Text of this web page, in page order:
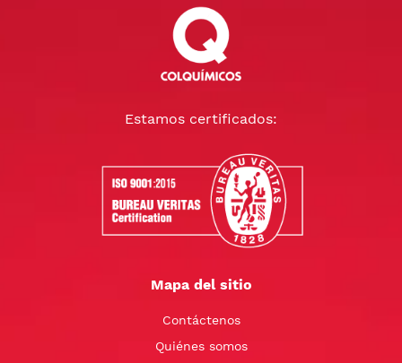
Estamos certificados:
Mapa del sitio
Contáctenos
Quiénes somos